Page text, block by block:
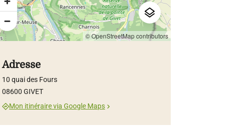
© OpenStreetMap contributors
Adresse
10 quai des Fours
08600 GIVET
Mon itinéraire via Google Maps